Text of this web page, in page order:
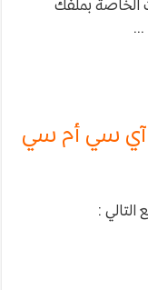
الخاصة بملفك
آي سي أم سي
: